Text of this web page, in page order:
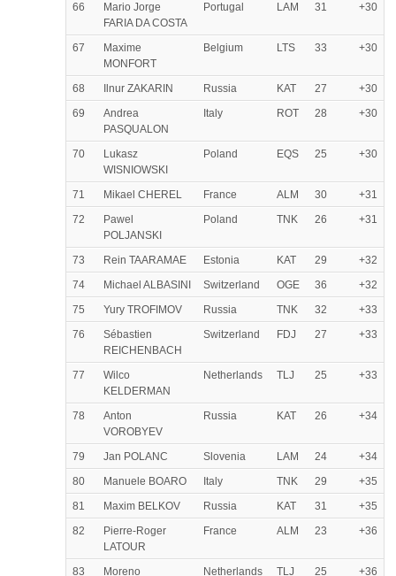
66
Mario Jorge
FARIA DA COSTA
Portugal LAM 31 +30
67
Maxime
MONFORT
Belgium LTS 33 +30
68 Ilnur ZAKARIN Russia KAT 27
+30
69
Andrea
PASQUALON
Italy ROT 28 +30
70
Lukasz
WISNIOWSKI
Poland EQS 25 +30
71 Mikael CHEREL France ALM 30
+31
72
Pawel
POLJANSKI
Poland TNK 26 +31
73 Rein TAARAMAE Estonia KAT 29
+32
74
Michael ALBASINI Switzerland OGE 36
+32
75
Yury TROFIMOV Russia TNK 32
+33
76
Sébastien
REICHENBACH
Switzerland FDJ 27 +33
77
Wilco
KELDERMAN
Netherlands TLJ 25 +33
78
Anton
VOROBYEV
Russia KAT 26 +34
79 Jan POLANC Slovenia LAM 24
+34
80
Manuele BOARO Italy TNK 29
+35
81
Maxim BELKOV Russia KAT 31
+35
82
Pierre-Roger
LATOUR
France ALM 23 +36
83 Moreno Netherlands TLJ 25 +36